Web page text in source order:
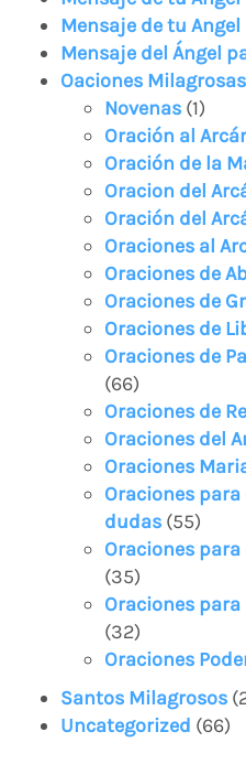
Mensaje de tu
Mensaje del Ángel
Oaciones Milagrosas
Novenas (1)
Oración al
Oración de la
Oracion del
Oración del
Oraciones al
Oraciones de
Oraciones de
Oraciones de
Oraciones de
(66)
Oraciones de
Oraciones del
Oraciones
Oraciones
dudas (55)
Oraciones
(35)
Oraciones
(32)
Oraciones
Santos Milagrosos
Uncategorized (66)